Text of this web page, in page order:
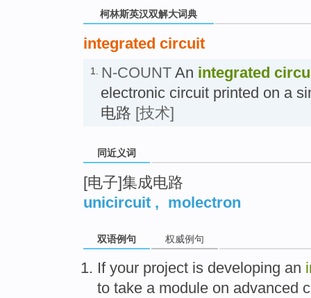
柯林斯英汉双解大词典
integrated circuit
1. N-COUNT An integrated
electronic circuit printed on a
电路 [技术]
同近义词
[电子]集成电路
unicircuit , molectron
双语例句 权威例句
If your project is developing an
to take a module on advanced